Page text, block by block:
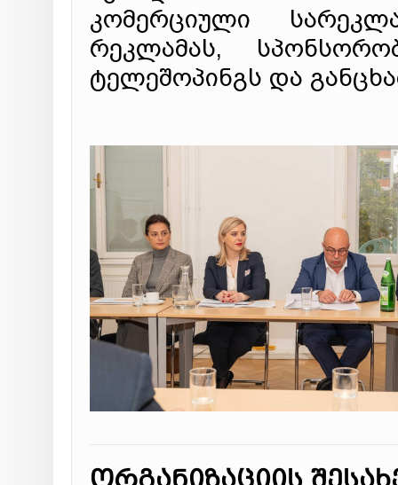
კომერციული
რეკლამას,
ტელეშოპინგს და